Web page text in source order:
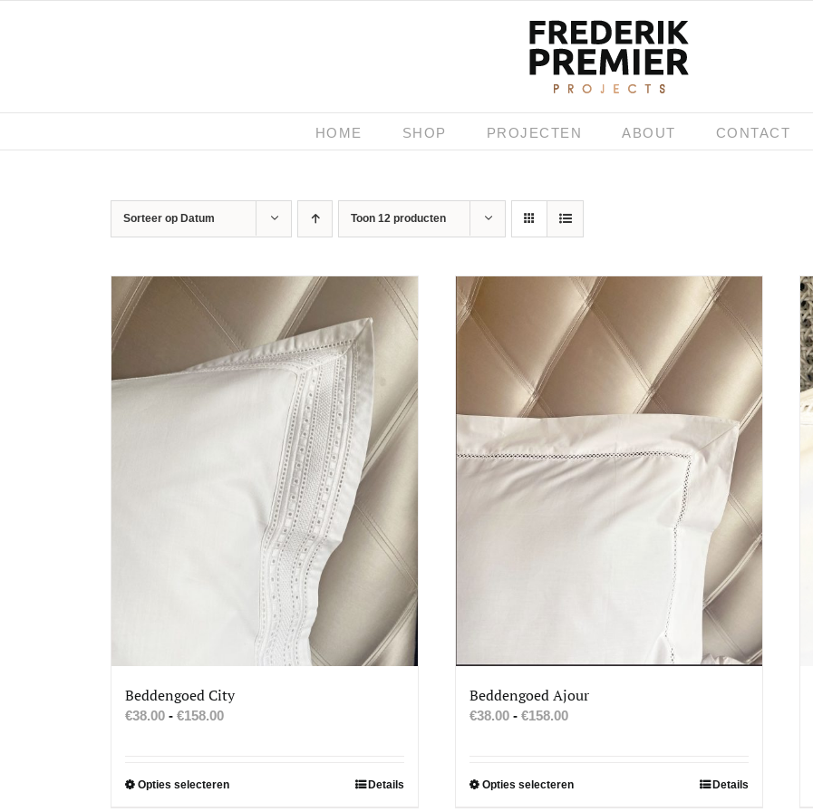
HOME SHOP PROJECTEN ABOUT CONTACT
Sorteer op Datum Toon 12 producten
Beddengoed City
€38.00 - €158.00Prijsklasse:
Opties selecterenDit
Details
Beddengoed Ajour
€38.00 - €158.00Prijsklasse:
Opties selecterenDit
Details